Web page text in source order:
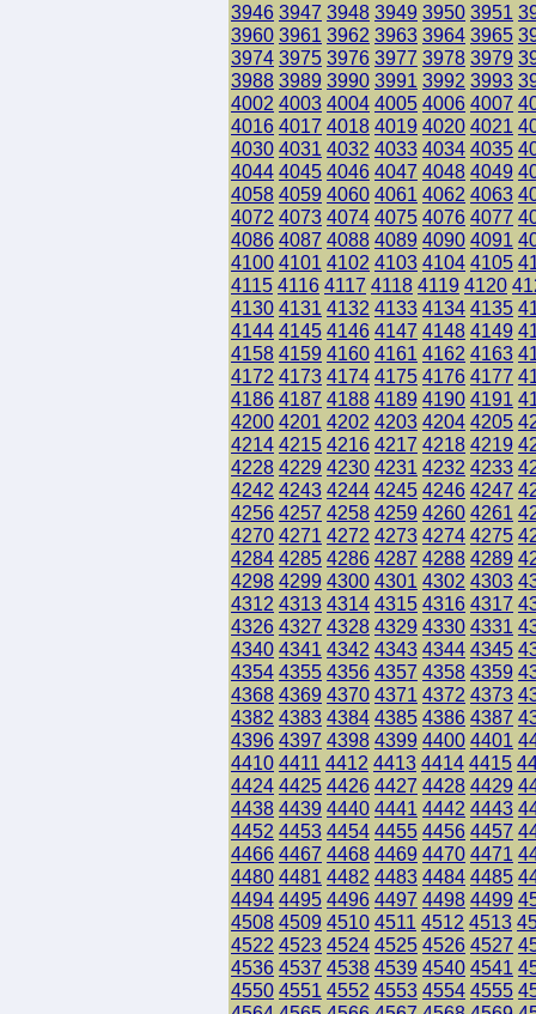
3946 3947 3948 3949 3950 3951
3960 3961 3962 3963 3964 3965
3974 3975 3976 3977 3978 3979
3988 3989 3990 3991 3992 3993
4002 4003 4004 4005 4006 4007
4016 4017 4018 4019 4020 4021
4030 4031 4032 4033 4034 4035
4044 4045 4046 4047 4048 4049
4058 4059 4060 4061 4062 4063
4072 4073 4074 4075 4076 4077
4086 4087 4088 4089 4090 4091
4100 4101 4102 4103 4104 4105
4115 4116 4117 4118 4119 4120
4130 4131 4132 4133 4134 4135
4144 4145 4146 4147 4148 4149
4158 4159 4160 4161 4162 4163
4172 4173 4174 4175 4176 4177
4186 4187 4188 4189 4190 4191
4200 4201 4202 4203 4204 4205
4214 4215 4216 4217 4218 4219
4228 4229 4230 4231 4232 4233
4242 4243 4244 4245 4246 4247
4256 4257 4258 4259 4260 4261
4270 4271 4272 4273 4274 4275
4284 4285 4286 4287 4288 4289
4298 4299 4300 4301 4302 4303
4312 4313 4314 4315 4316 4317
4326 4327 4328 4329 4330 4331
4340 4341 4342 4343 4344 4345
4354 4355 4356 4357 4358 4359
4368 4369 4370 4371 4372 4373
4382 4383 4384 4385 4386 4387
4396 4397 4398 4399 4400 4401
4410 4411 4412 4413 4414 4415
4424 4425 4426 4427 4428 4429
4438 4439 4440 4441 4442 4443
4452 4453 4454 4455 4456 4457
4466 4467 4468 4469 4470 4471
4480 4481 4482 4483 4484 4485
4494 4495 4496 4497 4498 4499
4508 4509 4510 4511 4512 4513
4522 4523 4524 4525 4526 4527
4536 4537 4538 4539 4540 4541
4550 4551 4552 4553 4554 4555